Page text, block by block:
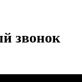
звонок